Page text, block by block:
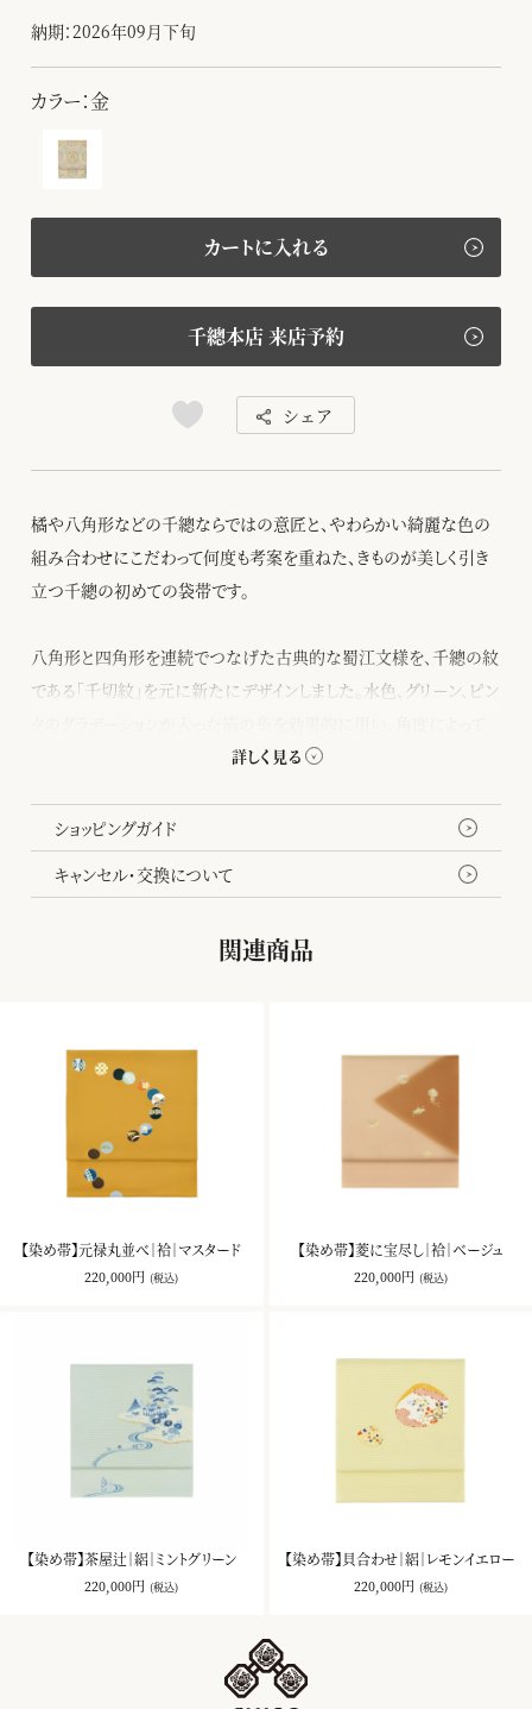
納期：2026年09月下旬
カラー：金
カートに入れる
千總本店 来店予約
シェア
橘や八角形などの千總ならではの意匠と、やわらかい綺麗な色の
組み合わせにこだわって何度も考案を重ねた、きものが美しく引き
立つ千總の初めての袋帯です。
八角形と四角形を連続でつなげた古典的な蜀江文様を、千總の紋
である「千切紋」を元に新たにデザインしました。水色、グリーン、ピン
色の変化が生まれるように作り上げました。様々な織組織を組み合
高い袋帯です。
ショッピングガイド
キャンセル・交換について
関連商品
【染め帯】元禄丸並べ｜袷｜マスタード
220,000円 (税込)
【染め帯】菱に宝尽し｜袷｜ベージュ
220,000円 (税込)
【染め帯】茶屋辻｜絽｜ミントグリーン
220,000円 (税込)
【染め帯】貝合わせ｜絽｜レモンイエロー
220,000円 (税込)